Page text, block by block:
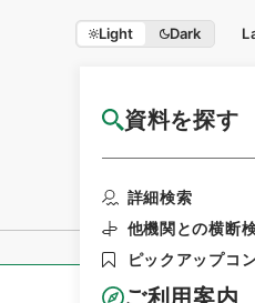
Light Dark
資料を探す
詳細検索
他機関との横断
ピックアップコ
ご利用案内
国立公
全ての情報